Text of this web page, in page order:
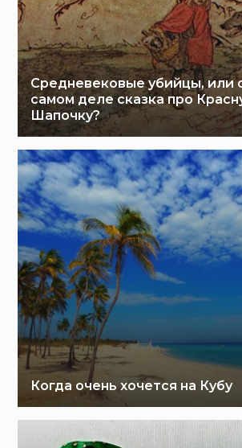
Средневековые убийцы, или
самом деле сказка про
Шапочку?
Когда очень хочется на Кубу